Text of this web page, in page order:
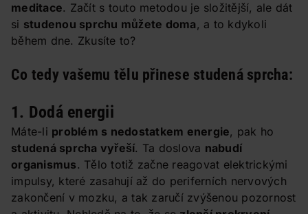
meditace. Začít s touto metodou je složitější, ale dát
si studenou sprchu můžete doma, a to kdykoli
během dne. Zkusíte to?
Co tedy vašemu tělu přinese studená sprcha:
1. Dodá energii
Máte-li problém s nedostatkem energie, pak ho
studená sprcha vyřeší. Ta doslova nabudí
organismus. Tělo totiž začne reagovat elektrickými
impulsy, které zasahují až do periferních nervových
zakončení v mozku, a tak zaručí zvýšenou pozornost